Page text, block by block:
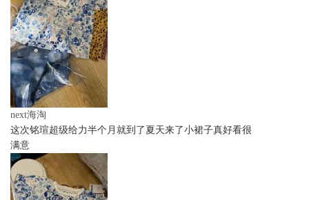
next海淘
这次铭瑄超级给力半个月就到了夏天来了小裙子真好看很
满意